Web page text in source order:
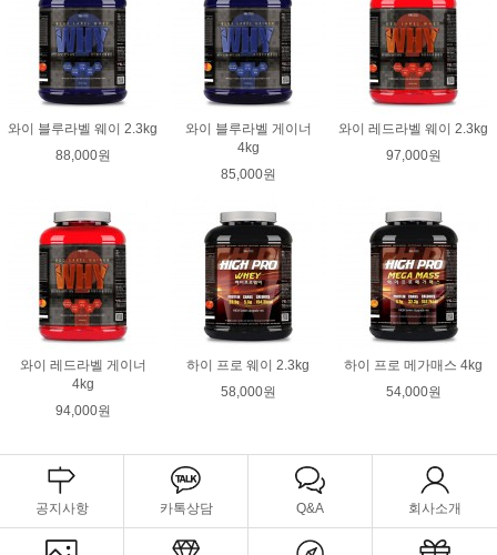
와이 블루라벨 웨이 2.3kg
88,000원
와이 블루라벨 게이너
4kg
85,000원
와이 레드라벨 웨이 2.3kg
97,000원
와이 레드라벨 게이너
4kg
94,000원
하이 프로 웨이 2.3kg
58,000원
하이 프로 메가매스 4kg
54,000원
공지사항 카톡상담 Q&A 회사소개